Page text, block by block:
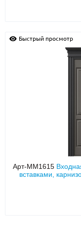
Быстрый просмотр
Арт-ММ1615
вставками,